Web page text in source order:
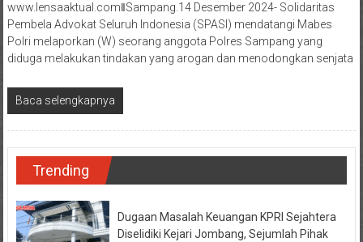
www.lensaaktual.comǁSampang.14 Desember 2024- Solidaritas
Pembela Advokat Seluruh Indonesia (SPASI) mendatangi Mabes
Polri melaporkan (W) seorang anggota Polres Sampang yang
diduga melakukan tindakan yang arogan dan menodongkan senjata
Baca selengkapnya
Trending
Dugaan Masalah Keuangan KPRI Sejahtera
Diselidiki Kejari Jombang, Sejumlah Pihak